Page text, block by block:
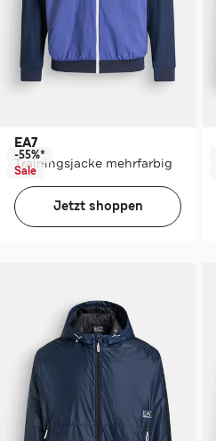
EA7
Trainingsjacke mehrfarbig
-55%*
Sale
Jetzt shoppen